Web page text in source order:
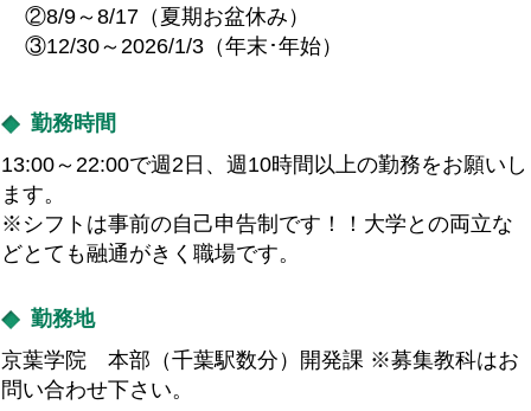
②8/9～8/17（夏期お盆休み）
③12/30～2026/1/3（年末･年始）
勤務時間
13:00～22:00で週2日、週10時間以上の勤務をお願いし
ます。
※シフトは事前の自己申告制です！！大学との両立な
どとても融通がきく職場です。
勤務地
京葉学院 本部（千葉駅数分）開発課 ※募集教科はお
問い合わせ下さい。